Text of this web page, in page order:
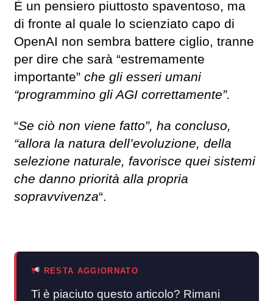
È un pensiero piuttosto spaventoso, ma
di fronte al quale lo scienziato capo di
OpenAI non sembra battere ciglio, tranne
per dire che sarà “estremamente
importante” che gli esseri umani
“programmino gli AGI correttamente”.
“Se ciò non viene fatto”, ha concluso,
“allora la natura dell’evoluzione, della
selezione naturale, favorisce quei sistemi
che danno priorità alla propria
sopravvivenza“.
RESTA AGGIORNATO
Ti è piaciuto questo articolo? Rimani